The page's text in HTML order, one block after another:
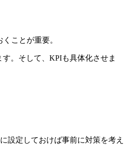
ことが重要。
。そして、KPIも具体化させま
設定しておけば事前に対策を考え